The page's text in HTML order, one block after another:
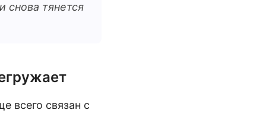
снова тянется
всего связан с